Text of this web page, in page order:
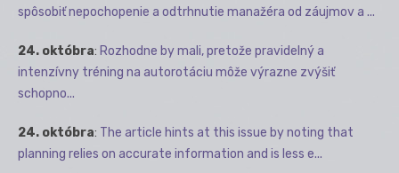
spôsobiť nepochopenie a odtrhnutie manažéra od záujmov a ...
24. októbra: Rozhodne by mali, pretože pravidelný a
intenzívny tréning na autorotáciu môže výrazne zvýšiť
schopno...
24. októbra: The article hints at this issue by noting that
planning relies on accurate information and is less e...